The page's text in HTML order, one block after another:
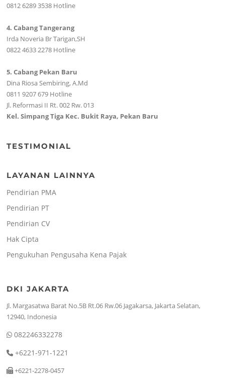
0812 6289 3538 Hotline
4. Cabang Tangerang
Irda Noveria Br Tarigan,SH
0822 4633 2278 Hotline
5. Cabang Pekan Baru
Dina Riosa Sembiring, A.Md
0811 9207 679 Hotline
Jl. Reformasi II Rt. 002 Rw. 013
Kel. Simpang Tiga Kec. Bukit Raya, Pekan Baru
TESTIMONIAL
LAYANAN LAINNYA
Pendirian PMA
Pendirian PT
Pendirian CV
Hak Cipta
Pengukuhan Pengusaha Kena Pajak
DKI JAKARTA
Jl. Margasatwa Barat No.5B Rt.06 Rw.06 Jagakarsa, Jakarta Selatan,
12940, Indonesia
082246332278
+6221-971-1221
+6221-2278-0457